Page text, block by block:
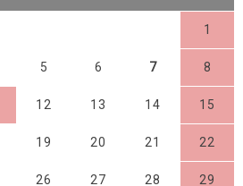
1
5 6 7 8
12 13 14 15
19 20 21 22
26 27 28 29